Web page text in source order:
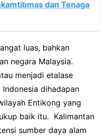
dan Tenaga
luas, bahkan
negara Malaysia.
menjadi etalase
Indonesia dihadapan
Entikong yang
baik itu. Kalimantan
sumber daya alam